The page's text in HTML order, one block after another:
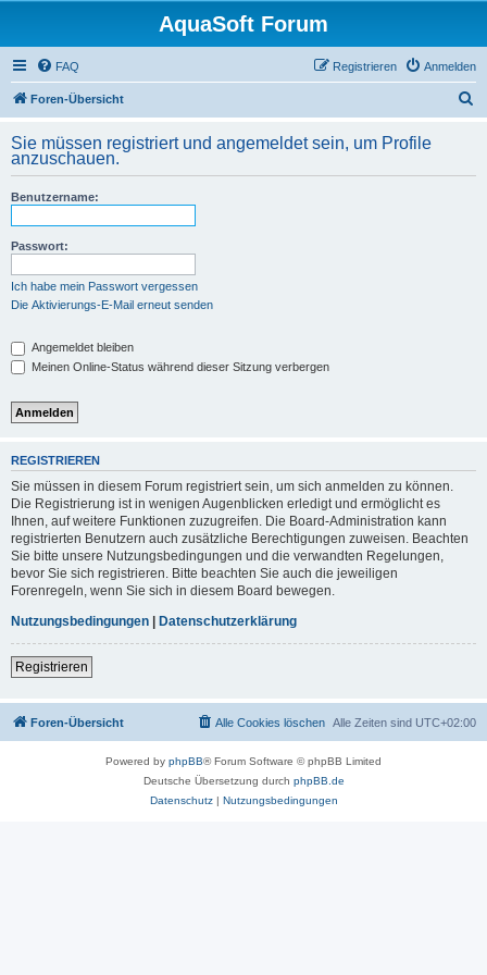
AquaSoft Forum
FAQ Anmelden
Registrieren
Foren-Übersicht
h
Sie müssen registriert und angemeldet sein, um Profile
anzuschauen.
Benutzername:
Passwort:
Ich habe mein Passwort vergessen
Die Aktivierungs-E-Mail erneut senden
Angemeldet bleiben
Meinen Online-Status während dieser Sitzung verbergen
REGISTRIEREN
Sie müssen in diesem Forum registriert sein, um sich anmelden zu können.
Die Registrierung ist in wenigen Augenblicken erledigt und ermöglicht es
Ihnen, auf weitere Funktionen zuzugreifen. Die Board-Administration kann
registrierten Benutzern auch zusätzliche Berechtigungen zuweisen. Beachten
Sie bitte unsere Nutzungsbedingungen und die verwandten Regelungen,
bevor Sie sich registrieren. Bitte beachten Sie auch die jeweiligen
Forenregeln, wenn Sie sich in diesem Board bewegen.
Nutzungsbedingungen | Datenschutzerklärung
Registrieren
Foren-Übersicht Alle Zeiten sind UTC+02:00
Alle Cookies löschen
Powered by phpBB® Forum Software © phpBB Limited
Deutsche Übersetzung durch phpBB.de
Datenschutz| Nutzungsbedingungen